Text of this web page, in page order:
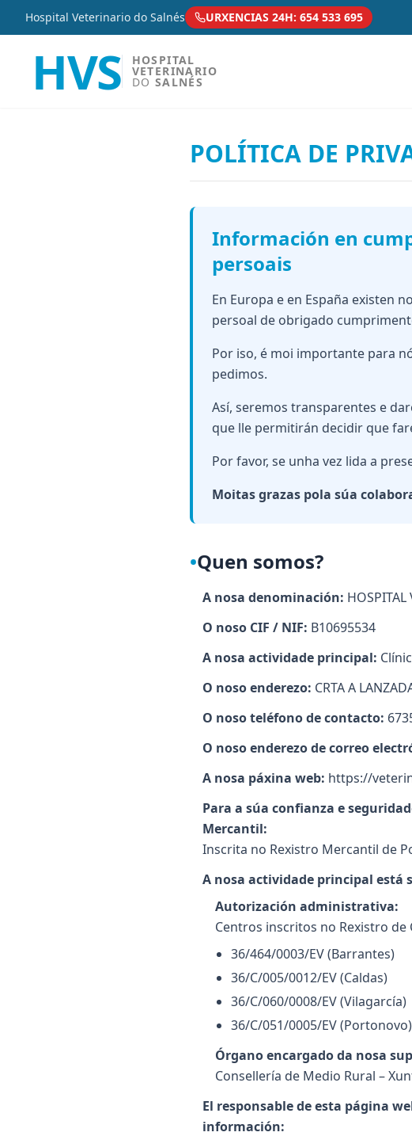
Hospital Veterinario do Salnés URXENCIAS 24H: 654 533 695
HVS HOSPITAL
VETERINARIO
DO SALNÉS
POLÍTICA DE
Información en
persoais
En Europa e en España existen
persoal de obrigado
Por iso, é moi importante para
pedimos.
Así, seremos transparentes e
que lle permitirán decidir que
Por favor, se unha vez lida a
Moitas grazas pola súa
•Quen somos?
A nosa denominación: HOSPITAL
O noso CIF / NIF: B10695534
A nosa actividade principal:
O noso enderezo: CRTA A
O noso teléfono de contacto:
O noso enderezo de correo
A nosa páxina web: https://
Para a súa confianza e
Mercantil:
Inscrita no Rexistro Mercantil de
A nosa actividade principal
Autorización administrativa:
Centros inscritos no Rexistro
36/464/0003/EV (Barrantes)
36/C/005/0012/EV (Caldas)
36/C/060/0008/EV (Vilagarcía)
36/C/051/0005/EV (Portonovo)
Órgano encargado da nosa
Consellería de Medio Rural –
El responsable de esta página
información: